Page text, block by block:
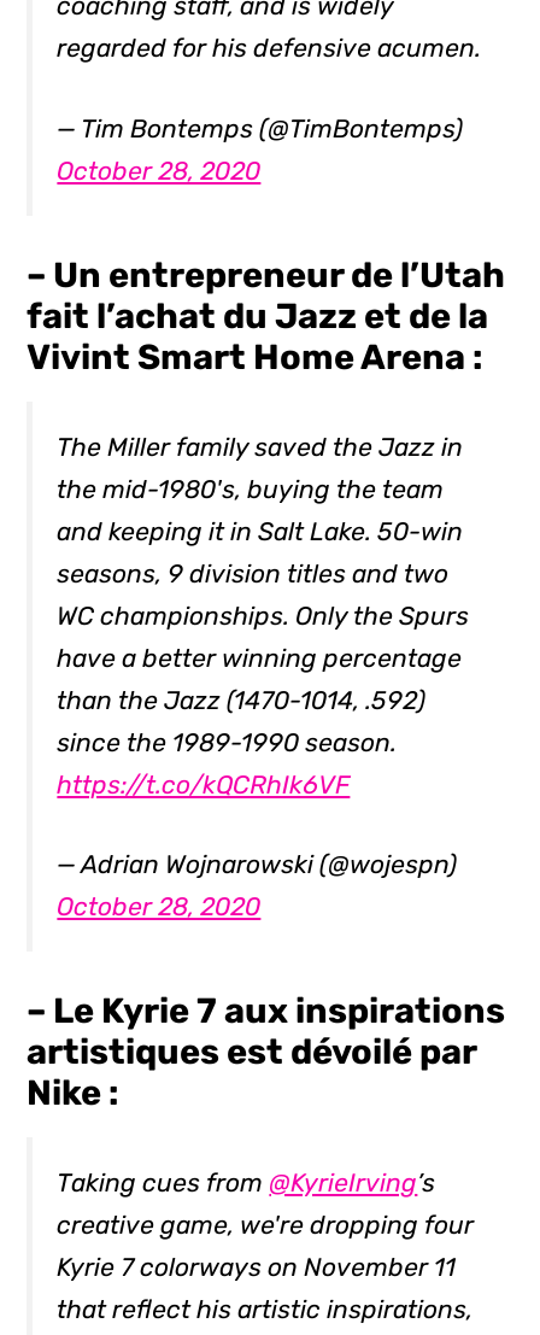
regarded for his defensive acumen.
— Tim Bontemps (@TimBontemps)
October 28, 2020
– Un entrepreneur de l’Utah
fait l’achat du Jazz et de la
Vivint Smart Home Arena :
The Miller family saved the Jazz in
the mid-1980's, buying the team
and keeping it in Salt Lake. 50-win
seasons, 9 division titles and two
WC championships. Only the Spurs
have a better winning percentage
than the Jazz (1470-1014, .592)
since the 1989-1990 season.
https://t.co/kQCRhIk6VF
— Adrian Wojnarowski (@wojespn)
October 28, 2020
– Le Kyrie 7 aux inspirations
artistiques est dévoilé par
Nike :
Taking cues from @KyrieIrving’s
creative game, we're dropping four
Kyrie 7 colorways on November 11
that reflect his artistic inspirations,